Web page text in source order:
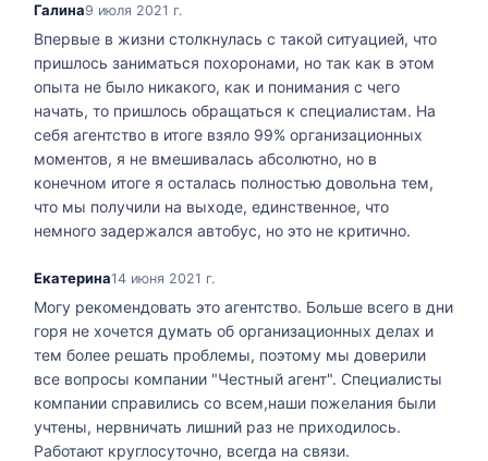
Галина9 июля 2021 г.
Впервые в жизни столкнулась с такой ситуацией, что
пришлось заниматься похоронами, но так как в этом
опыта не было никакого, как и понимания с чего
начать, то пришлось обращаться к специалистам. На
себя агентство в итоге взяло 99% организационных
моментов, я не вмешивалась абсолютно, но в
конечном итоге я осталась полностью довольна тем,
что мы получили на выходе, единственное, что
немного задержался автобус, но это не критично.
Екатерина14 июня 2021 г.
Могу рекомендовать это агентство. Больше всего в дни
горя не хочется думать об организационных делах и
тем более решать проблемы, поэтому мы доверили
все вопросы компании "Честный агент". Специалисты
компании справились со всем,наши пожелания были
учтены, нервничать лишний раз не приходилось.
Работают круглосуточно, всегда на связи.